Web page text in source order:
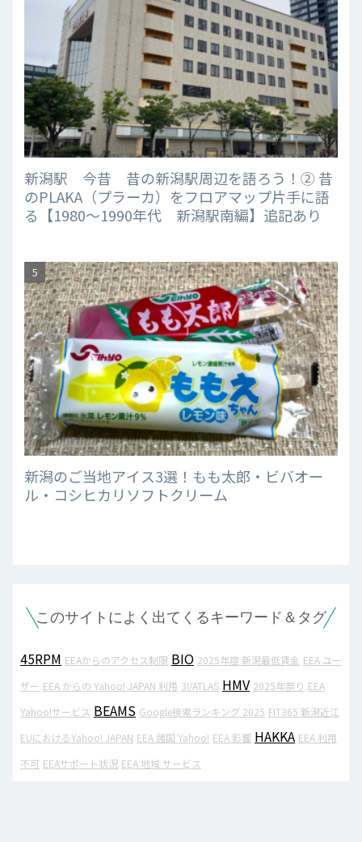
新潟駅 今昔 昔の新潟駅周辺を語ろう！② 昔
のPLAKA（プラーカ）をフロアマップ片手に語
る【1980～1990年代 新潟駅南編】追記あり
新潟のご当地アイス3選！もも太郎・ビバオー
ル・コシヒカリソフトクリーム
このサイトによく出てくるキーワード＆タグ
45RPM EEAからのアクセス制限 BIO 2025年度 新潟最低賃金 EEA ユー
ザー EEA からの Yahoo! JAPAN 利用 3I/ATLAS HMV 2025年祭り EEA
Yahoo!サービス BEAMS Google検索ランキング 2025 FIT365 新潟近江
EUにおけるYahoo! JAPAN EEA 諸国 Yahoo! EEA 影響 HAKKA EEA 利用
不可 EEAサポート状況 EEA 地域 サービス